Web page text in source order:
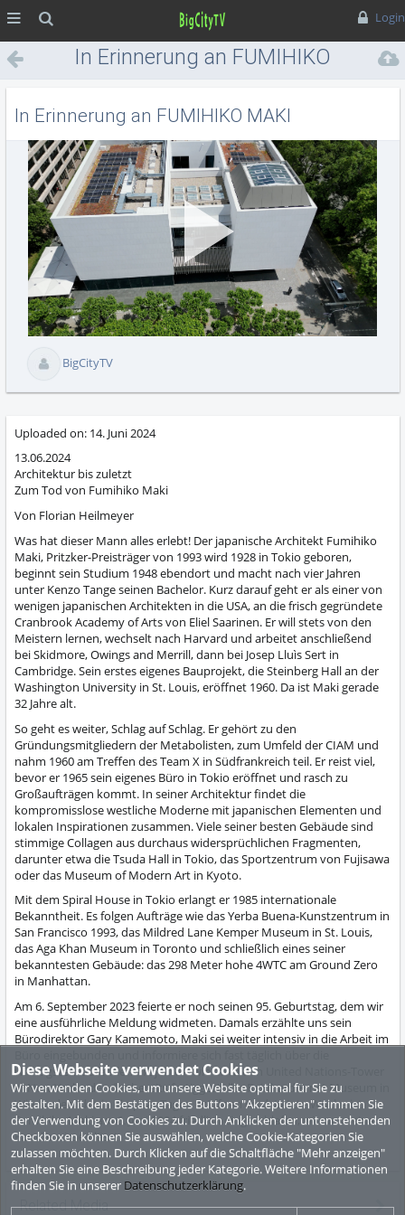
Login
Diese Webseite verwendet Cookies
Wir verwenden Cookies, um unsere Website optimal für Sie zu
gestalten. Mit dem Bestätigen des Buttons "Akzeptieren" stimmen Sie
der Verwendung von Cookies zu. Durch Anklicken der untenstehenden
Checkboxen können Sie auswählen, welche Cookie-Kategorien Sie
zulassen möchten. Durch Klicken auf die Schaltfläche "Mehr anzeigen"
erhalten Sie eine Beschreibung jeder Kategorie. Weitere Informationen
finden Sie in unserer Datenschutzerklärung.
In Erinnerung an FUMIHIKO
MAKI
In Erinnerung an FUMIHIKO MAKI
BigCityTV
Uploaded on: 14. Juni 2024
13.06.2024
Architektur bis zuletzt
Zum Tod von Fumihiko Maki
Von Florian Heilmeyer
Was hat dieser Mann alles erlebt! Der japanische Architekt Fumihiko
Maki, Pritzker-Preisträger von 1993 wird 1928 in Tokio geboren,
beginnt sein Studium 1948 ebendort und macht nach vier Jahren
unter Kenzo Tange seinen Bachelor. Kurz darauf geht er als einer von
wenigen japanischen Architekten in die USA, an die frisch gegründete
Cranbrook Academy of Arts von Eliel Saarinen. Er will stets von den
Meistern lernen, wechselt nach Harvard und arbeitet anschließend
bei Skidmore, Owings and Merrill, dann bei Josep Lluìs Sert in
Cambridge. Sein erstes eigenes Bauprojekt, die Steinberg Hall an der
Washington University in St. Louis, eröffnet 1960. Da ist Maki gerade
32 Jahre alt.
So geht es weiter, Schlag auf Schlag. Er gehört zu den
Gründungsmitgliedern der Metabolisten, zum Umfeld der CIAM und
nahm 1960 am Treffen des Team X in Südfrankreich teil. Er reist viel,
bevor er 1965 sein eigenes Büro in Tokio eröffnet und rasch zu
Großaufträgen kommt. In seiner Architektur findet die
kompromisslose westliche Moderne mit japanischen Elementen und
lokalen Inspirationen zusammen. Viele seiner besten Gebäude sind
stimmige Collagen aus durchaus widersprüchlichen Fragmenten,
darunter etwa die Tsuda Hall in Tokio, das Sportzentrum von Fujisawa
oder das Museum of Modern Art in Kyoto.
Mit dem Spiral House in Tokio erlangt er 1985 internationale
Bekanntheit. Es folgen Aufträge wie das Yerba Buena-Kunstzentrum in
San Francisco 1993, das Mildred Lane Kemper Museum in St. Louis,
das Aga Khan Museum in Toronto und schließlich eines seiner
bekanntesten Gebäude: das 298 Meter hohe 4WTC am Ground Zero
in Manhattan.
Am 6. September 2023 feierte er noch seinen 95. Geburtstag, dem wir
eine ausführliche Meldung widmeten. Damals erzählte uns sein
Bürodirektor Gary Kamemoto, Maki sei weiter intensiv in die Arbeit im
wichtigsten laufenden Projekte – wie etwa den United Nations-Tower
in New York oder das bereits fertiggestellte Reinhard Ernst Museum in
Wiesbaden, das in ein paar Tagen eröffnen wird. Letzte Woche ist
Fumihiko Maki am 6. Juni 2024 friedlich eingeschlafen, wie uns seine
Familie wissen lässt.
Related Media